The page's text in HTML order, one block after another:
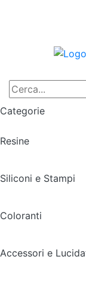
Categorie
Resine
Siliconi e Stampi
Coloranti
Accessori e